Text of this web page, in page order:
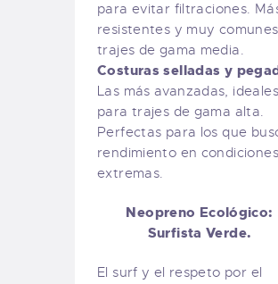
para evitar filtraciones.
resistentes y muy
trajes de gama media.
Costuras selladas y
Las más avanzadas, ideales
para trajes de gama alta.
Perfectas para los que
rendimiento en condiciones
extremas.
Neopreno Ecológico:
Surfista Verde.
El surf y el respeto por el